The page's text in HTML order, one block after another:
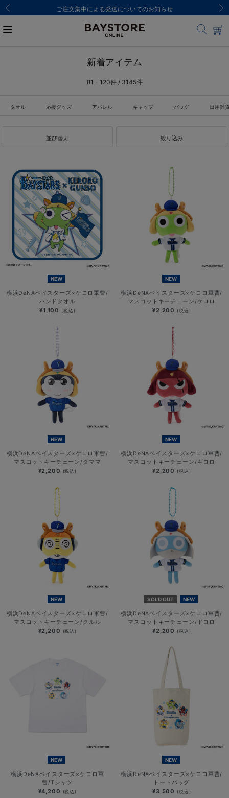
ご注文集中による発送についてのお知らせ
新着アイテム
81 - 120件 / 3145件
タオル 応援グッズ アパレル キャップ バッグ 日用雑
並び替え 絞り込み
NEW
横浜DeNAベイスターズ×ケロロ軍曹/
ハンドタオル
¥1,100 (税込)
NEW
横浜DeNAベイスターズ×ケロロ軍曹/
マスコットキーチェーン/ケロロ
¥2,200 (税込)
NEW
横浜DeNAベイスターズ×ケロロ軍曹/
マスコットキーチェーン/タママ
¥2,200 (税込)
NEW
横浜DeNAベイスターズ×ケロロ軍曹/
マスコットキーチェーン/ギロロ
¥2,200 (税込)
NEW
横浜DeNAベイスターズ×ケロロ軍曹/
マスコットキーチェーン/クルル
¥2,200 (税込)
SOLD OUT NEW
横浜DeNAベイスターズ×ケロロ軍曹/
マスコットキーチェーン/ドロロ
¥2,200 (税込)
NEW
横浜DeNAベイスターズ×ケロロ軍
曹/Tシャツ
¥4,200 (税込)
NEW
横浜DeNAベイスターズ×ケロロ軍曹/
トートバッグ
¥3,500 (税込)